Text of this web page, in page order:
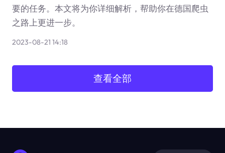
要的任务。本文将为你详细解析，帮助你在德国爬虫
之路上更进一步。
2023-08-21 14:18
查看全部